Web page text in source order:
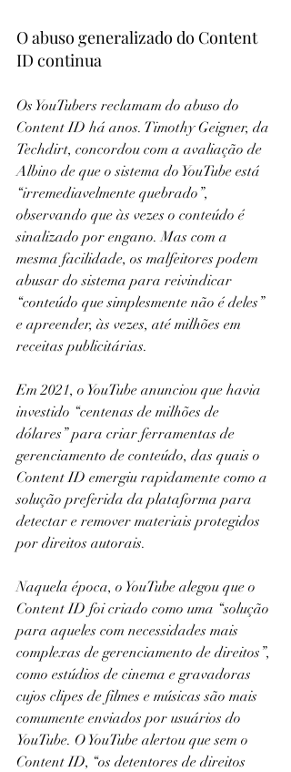
O abuso generalizado do Content
ID continua
Os YouTubers reclamam do abuso do
Content ID há anos. Timothy Geigner, da
Techdirt, concordou com a avaliação de
Albino de que o sistema do YouTube está
“irremediavelmente quebrado”,
observando que às vezes o conteúdo é
sinalizado por engano. Mas com a
mesma facilidade, os malfeitores podem
abusar do sistema para reivindicar
“conteúdo que simplesmente não é deles”
e apreender, às vezes, até milhões em
receitas publicitárias.
Em 2021, o YouTube anunciou que havia
investido “centenas de milhões de
dólares” para criar ferramentas de
gerenciamento de conteúdo, das quais o
Content ID emergiu rapidamente como a
solução preferida da plataforma para
detectar e remover materiais protegidos
por direitos autorais.
Naquela época, o YouTube alegou que o
Content ID foi criado como uma “solução
para aqueles com necessidades mais
complexas de gerenciamento de direitos”,
como estúdios de cinema e gravadoras
cujos clipes de filmes e músicas são mais
comumente enviados por usuários do
YouTube. O YouTube alertou que sem o
Content ID, “os detentores de direitos